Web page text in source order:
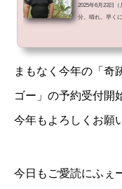
2025年6月23日
分。晴れ。早く
ゃんのお守りマ
病気や害虫から
まもなく今年の「奇
ゴー」の予約受付開
今年もよろしくお願
今日もご愛読にふぇ